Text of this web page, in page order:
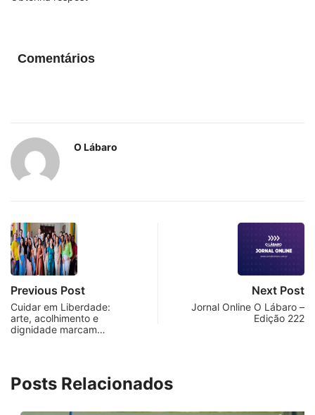
Comentários
O Lábaro
Previous Post
Cuidar em Liberdade:
arte, acolhimento e
dignidade marcam…
Next Post
Jornal Online O Lábaro –
Edição 222
Posts Relacionados